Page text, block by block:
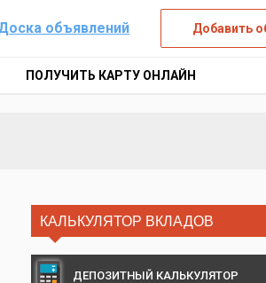
объявлений Добавить
ПОЛУЧИТЬ КАРТУ ОНЛАЙН
КАЛЬКУЛЯТОР ВКЛАДОВ
ДЕПОЗИТНЫЙ КАЛЬКУЛЯТОР